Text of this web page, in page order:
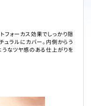
フォーカス効果でしっかり隠
ュラルにカバー。内側からう
なツヤ感のある仕上がりを